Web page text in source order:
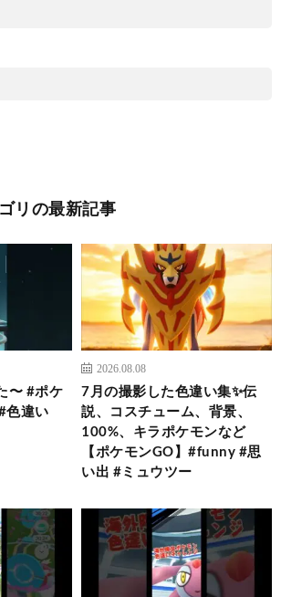
リの最新記事
〜 #ポケ
色違い
2026.08.08
7月の撮影した色違い集✨伝
説、コスチューム、背景、
100%、キラポケモンなど
【ポケモンGO】#funny #思
い出 #ミュウツー